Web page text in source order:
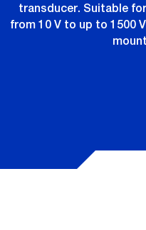
動
transducer. Suitable
from 10 V to up to 1500